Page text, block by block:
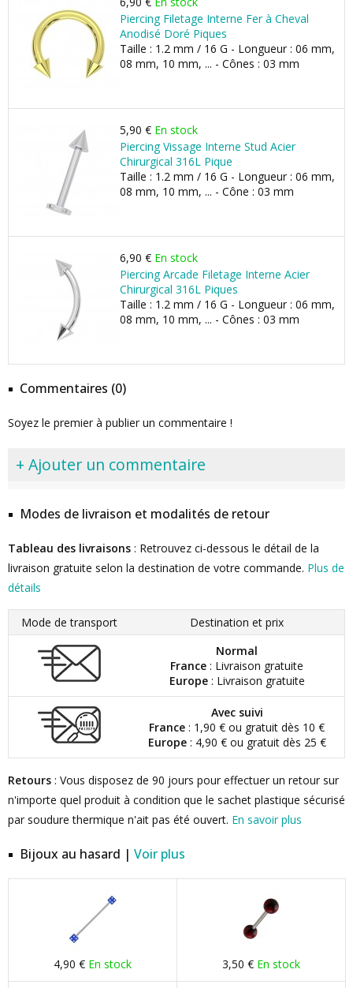
Piercing Filetage Interne Fer à Cheval
Anodisé Doré Piques
Taille : 1.2 mm / 16 G - Longueur : 06 mm,
08 mm, 10 mm, ... - Cônes : 03 mm
5,90 € En stock
Piercing Vissage Interne Stud Acier
Chirurgical 316L Pique
Taille : 1.2 mm / 16 G - Longueur : 06 mm,
08 mm, 10 mm, ... - Cône : 03 mm
6,90 € En stock
Piercing Arcade Filetage Interne Acier
Chirurgical 316L Piques
Taille : 1.2 mm / 16 G - Longueur : 06 mm,
08 mm, 10 mm, ... - Cônes : 03 mm
Commentaires (0)
Soyez le premier à publier un commentaire !
+ Ajouter un commentaire
Modes de livraison et modalités de retour
Tableau des livraisons : Retrouvez ci-dessous le détail de la
livraison gratuite selon la destination de votre commande. Plus de
détails
Mode de transport
Destination et prix
Normal
France : Livraison gratuite
Europe: Livraison gratuite
Avec suivi
France : 1,90 € ou gratuit dès 10 €
Europe: 4,90 € ou gratuit dès 25 €
Retours : Vous disposez de 90 jours pour effectuer un retour sur
n'importe quel produit à condition que le sachet plastique sécurisé
par soudure thermique n'ait pas été ouvert. En savoir plus
Bijoux au hasard | Voir plus
4,90 € En stock 3,50 € En stock